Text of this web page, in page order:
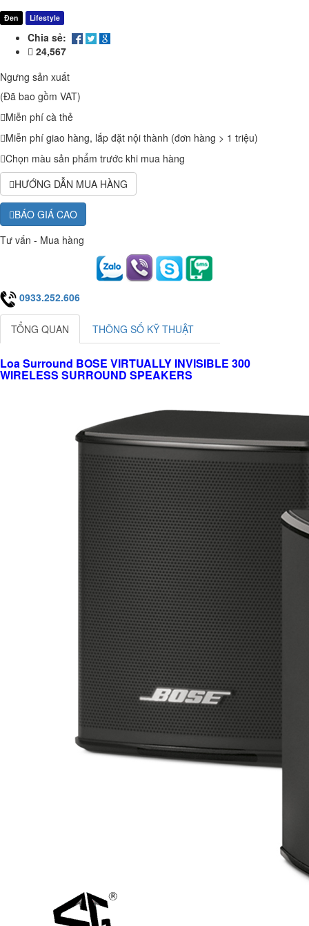
Đen Lifestyle
Chia sẻ:
24,567
Ngưng sản xuất
(Đã bao gồm VAT)
Miễn phí cà thẻ
Miễn phí giao hàng, lắp đặt nội thành (đơn hàng > 1 triệu)
Chọn màu sản phẩm trước khi mua hàng
HƯỚNG DẪN MUA HÀNG
BÁO GIÁ CAO
Tư vấn - Mua hàng
0933.252.606
TỔNG QUAN THÔNG SỐ KỸ THUẬT
Loa Surround BOSE VIRTUALLY INVISIBLE 300
WIRELESS SURROUND SPEAKERS